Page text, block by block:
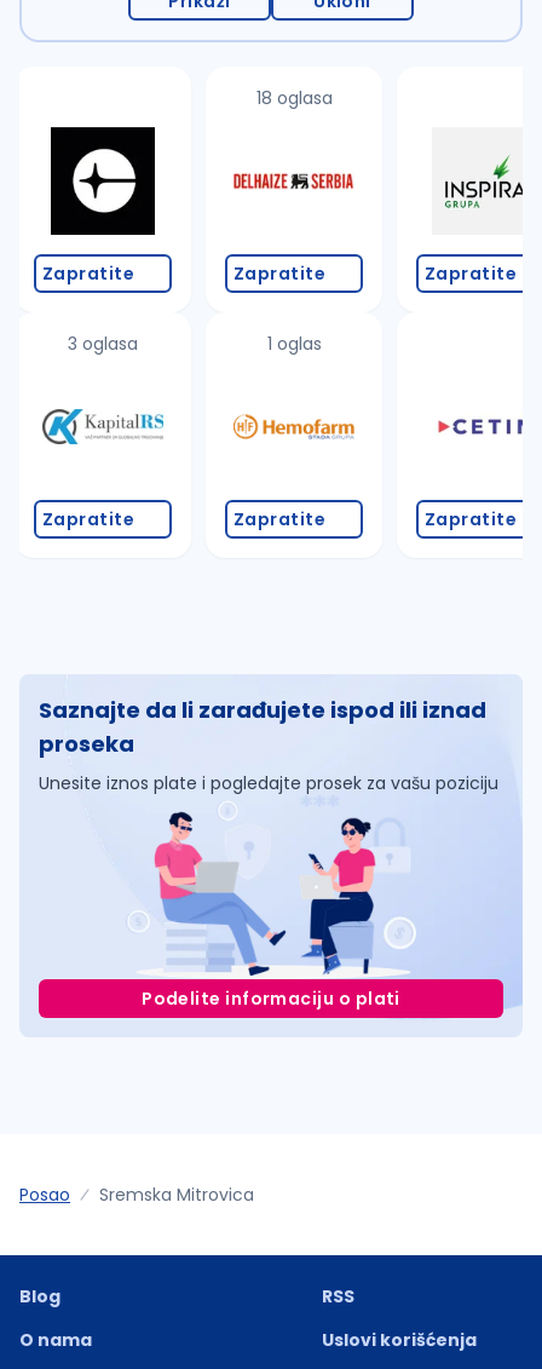
Zapratite
3 oglasa
Zapratite
18 oglasa
Zapratite
1 oglas
Zapratite
Zapratite
Zapratite
Saznajte da li zarađujete ispod ili iznad
proseka
Unesite iznos plate i pogledajte prosek za vašu poziciju
Podelite informaciju o plati
Posao Sremska Mitrovica
Blog
O nama
RSS
Uslovi korišćenja